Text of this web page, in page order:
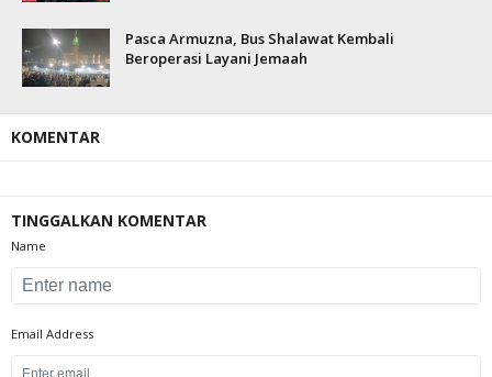
Pasca Armuzna, Bus Shalawat Kembali
Beroperasi Layani Jemaah
KOMENTAR
TINGGALKAN KOMENTAR
Name
Email Address